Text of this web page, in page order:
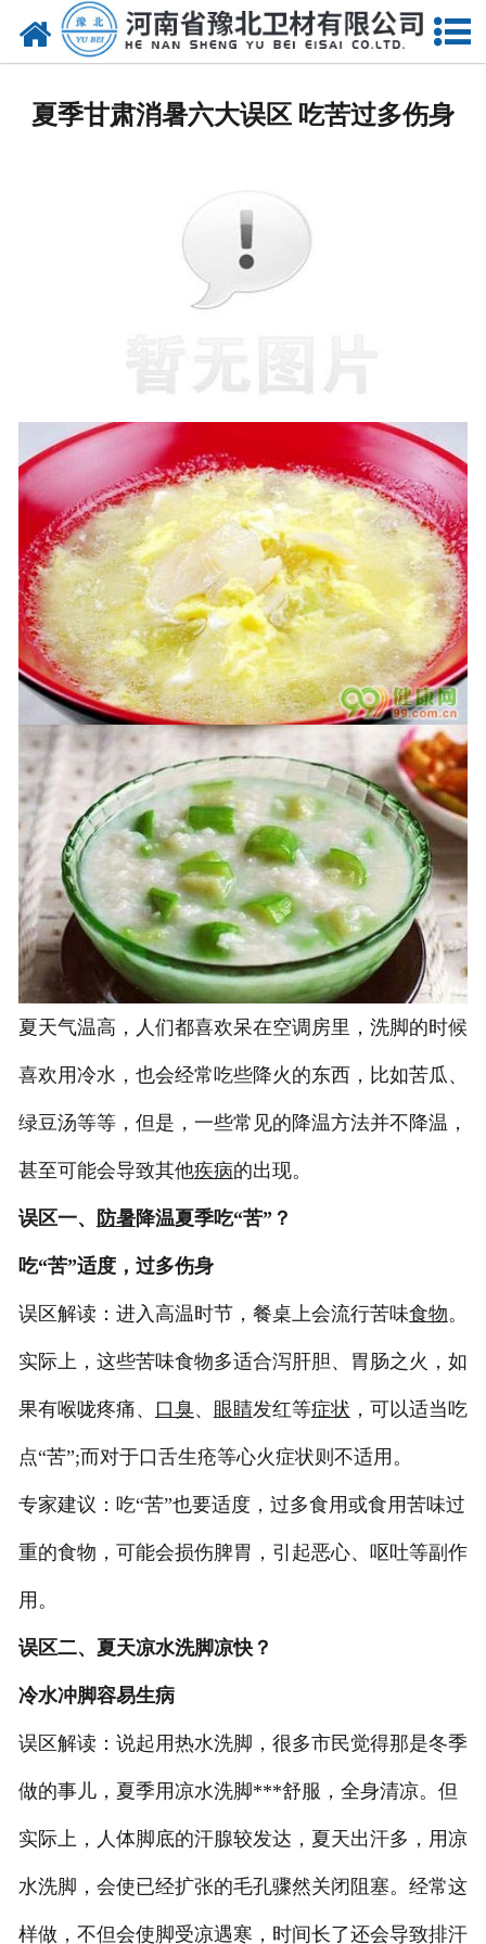
网站首页
甘肃医用棉签
甘肃医用手套
甘肃医用鞋套
甘肃防护用品
甘肃其他卫材
甘肃新品推荐
夏季甘肃消暑六大误区 吃苦过多伤身
夏天气温高，人们都喜欢呆在空调房里，洗脚的时候
喜欢用冷水，也会经常吃些降火的东西，比如苦瓜、
绿豆汤等等，但是，一些常见的降温方法并不降温，
甚至可能会导致其他疾病的出现。
误区一、 防暑降温夏季吃“苦”？
吃“苦”适度，过多伤身
误区解读：进入高温时节，餐桌上会流行苦味食物。
实际上，这些苦味食物多适合泻肝胆、胃肠之火，如
果有喉咙疼痛、 口臭、 眼睛发红等症状 ，可以适当吃
点“苦”;而对于口舌生疮等心火症状则不适用。
专家建议：吃“苦”也要适度，过多食用或食用苦味过
重的食物，可能会损伤脾胃，引起恶心、呕吐等副作
用。
误区二、夏天凉水洗脚凉快？
冷水冲脚容易生病
误区解读：说起用热水洗脚，很多市民觉得那是冬季
做的事儿，夏季用凉水洗脚***舒服，全身清凉。但
实际上，人体脚底的汗腺较发达，夏天出汗多，用凉
水洗脚，会使已经扩张的毛孔骤然关闭阻塞。经常这
样做，不但会使脚受凉遇寒，时间长了还会导致排汗